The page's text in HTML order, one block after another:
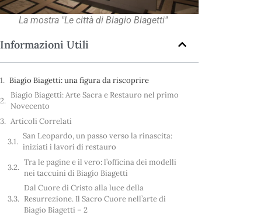
La mostra "Le città di Biagio Biagetti"
Informazioni Utili
Biagio Biagetti: una figura da riscoprire
Biagio Biagetti: Arte Sacra e Restauro nel primo
Novecento
Articoli Correlati
San Leopardo, un passo verso la rinascita:
iniziati i lavori di restauro
Tra le pagine e il vero: l’officina dei modelli
nei taccuini di Biagio Biagetti
Dal Cuore di Cristo alla luce della
Resurrezione. Il Sacro Cuore nell’arte di
Biagio Biagetti – 2